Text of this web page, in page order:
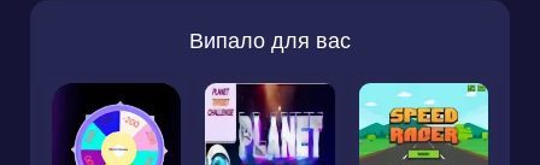
Випало для вас